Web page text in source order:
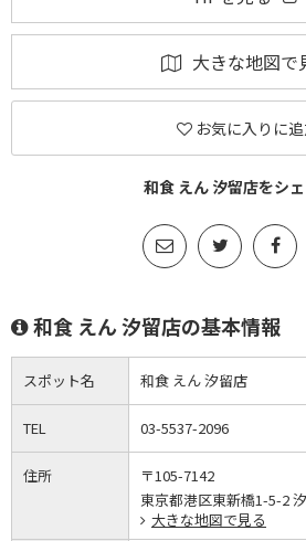
大きな地図で
お気に入りに
和食 えん 汐留店をシ
和食 えん 汐留店の基本情報
スポット名 和食 えん 汐留店
TEL 03-5537-2096
住所
〒105-7142
東京都港区東新橋1-5-2
大きな地図で見る